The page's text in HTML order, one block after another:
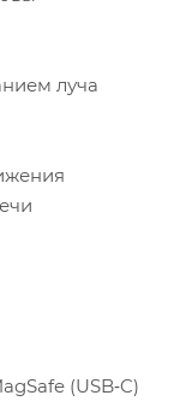
луча
(USB‑C)